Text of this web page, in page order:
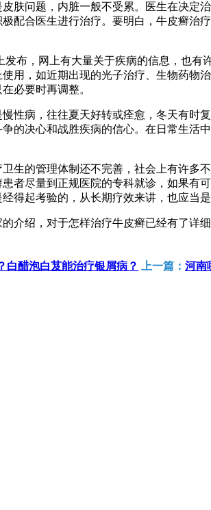
肤问题，内脏一般不受累。医生在决定
配合医生进行治疗。要明白，牛皮癣治
布，网上有大量关于疾病的信息，也
用，如近期出现的光子治疗、生物药物
必要时再调整。
性病，往往夏天好转或痊愈，冬天有时
的决心和战胜疾病的信心。在日常生活
生的管理体制还不完善，社会上有许多
者尽量到正规医院的专科就诊，如果有
得起考验的，从长期疗效来讲，也应当是
介绍，对于怎样治疗牛皮癣已经有了详
白醋泡白芨能治疗银屑病？ 上一篇： 河南